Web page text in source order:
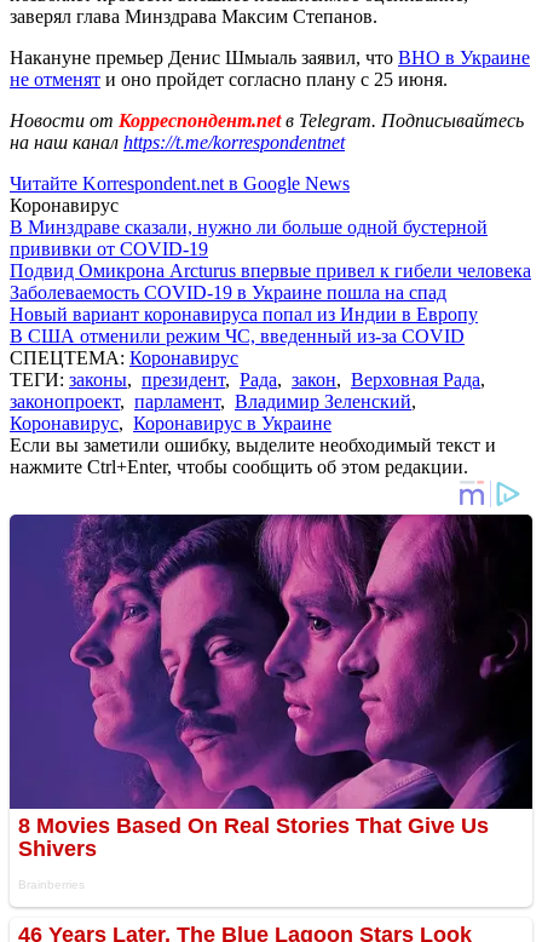
заверял глава Минздрава Максим Степанов.
Накануне премьер Денис Шмыаль заявил, что ВНО в Украине
не отменят и оно пройдет согласно плану с 25 июня.
Новости от Корреспондент.netв Telegram. Подписывайтесь
на наш канал https://t.me/korrespondentnet
Читайте Korrespondent.net в Google News
Коронавирус
В Минздраве сказали, нужно ли больше одной бустерной
прививки от COVID-19
Подвид Омикрона Arcturus впервые привел к гибели человека
Заболеваемость COVID-19 в Украине пошла на спад
Новый вариант коронавируса попал из Индии в Европу
В США отменили режим ЧС, введенный из-за COVID
СПЕЦТЕМА: Коронавирус
ТЕГИ: законы, президент, Рада, закон, Верховная Рада,
законопроект, парламент, Владимир Зеленский,
Коронавирус, Коронавирус в Украине
Если вы заметили ошибку, выделите необходимый текст и
нажмите Ctrl+Enter, чтобы сообщить об этом редакции.